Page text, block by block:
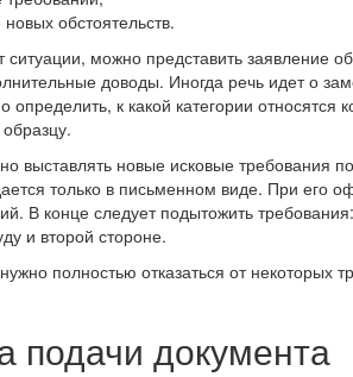
обстоятельств.
ситуации, можно представить заявление
доводы. Иногда речь идет о
определить, к какой категории относятся
выставлять новые исковые требования
только в письменном виде. При его
В конце следует подытожить
и второй стороне.
полностью отказаться от некоторых
подачи документа